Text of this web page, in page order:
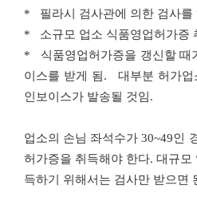
* 필라시 검사관에 의한 검사를
* 소규모 업소 식품영업허가증
* 식품영업허가증을 갱신할 때
이스를 받게 됨.대부분 허가업
인보이스가 발송될 것임.
업소의 손님 좌석수가 30~49인
허가증을 취득해야 한다. 대규모
득하기 위해서는 검사만 받으면